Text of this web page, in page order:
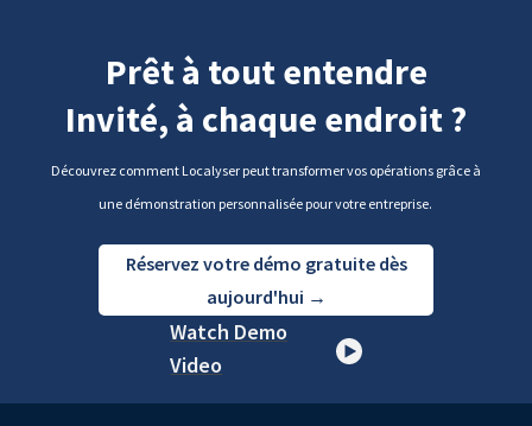
Prêt à tout entendre
Invité, à chaque endroit ?
Découvrez comment Localyser peut transformer vos opérations grâce à
une démonstration personnalisée pour votre entreprise.
Réservez votre démo gratuite dès
aujourd'hui →
Watch Demo
Video